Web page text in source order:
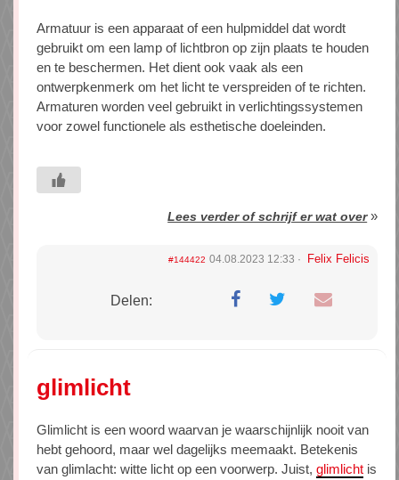
Armatuur is een apparaat of een hulpmiddel dat wordt
gebruikt om een lamp of lichtbron op zijn plaats te houden
en te beschermen. Het dient ook vaak als een
ontwerpkenmerk om het licht te verspreiden of te richten.
Armaturen worden veel gebruikt in verlichtingssystemen
voor zowel functionele als esthetische doeleinden.
Lees verder of schrijf er wat over»
#144422 04.08.2023 12:33 Felix Felicis
Delen:
glimlicht
Glimlicht is een woord waarvan je waarschijnlijk nooit van
hebt gehoord, maar wel dagelijks meemaakt. Betekenis
van glimlacht: witte licht op een voorwerp. Juist, glimlicht is